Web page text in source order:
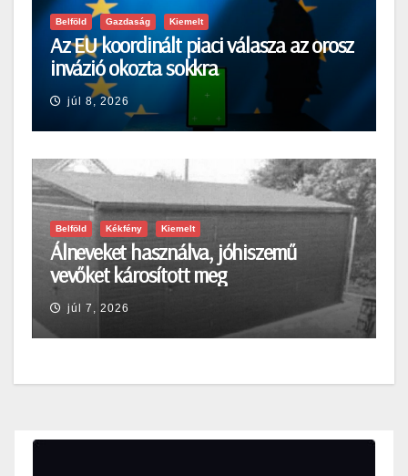
Belföld Gazdaság Kiemelt
Az EU koordinált piaci válasza az orosz
invázió okozta sokkra
júl 8, 2026
Belföld Kékfény Kiemelt
Álneveket használva, jóhiszemű
vevőket károsított meg
júl 7, 2026